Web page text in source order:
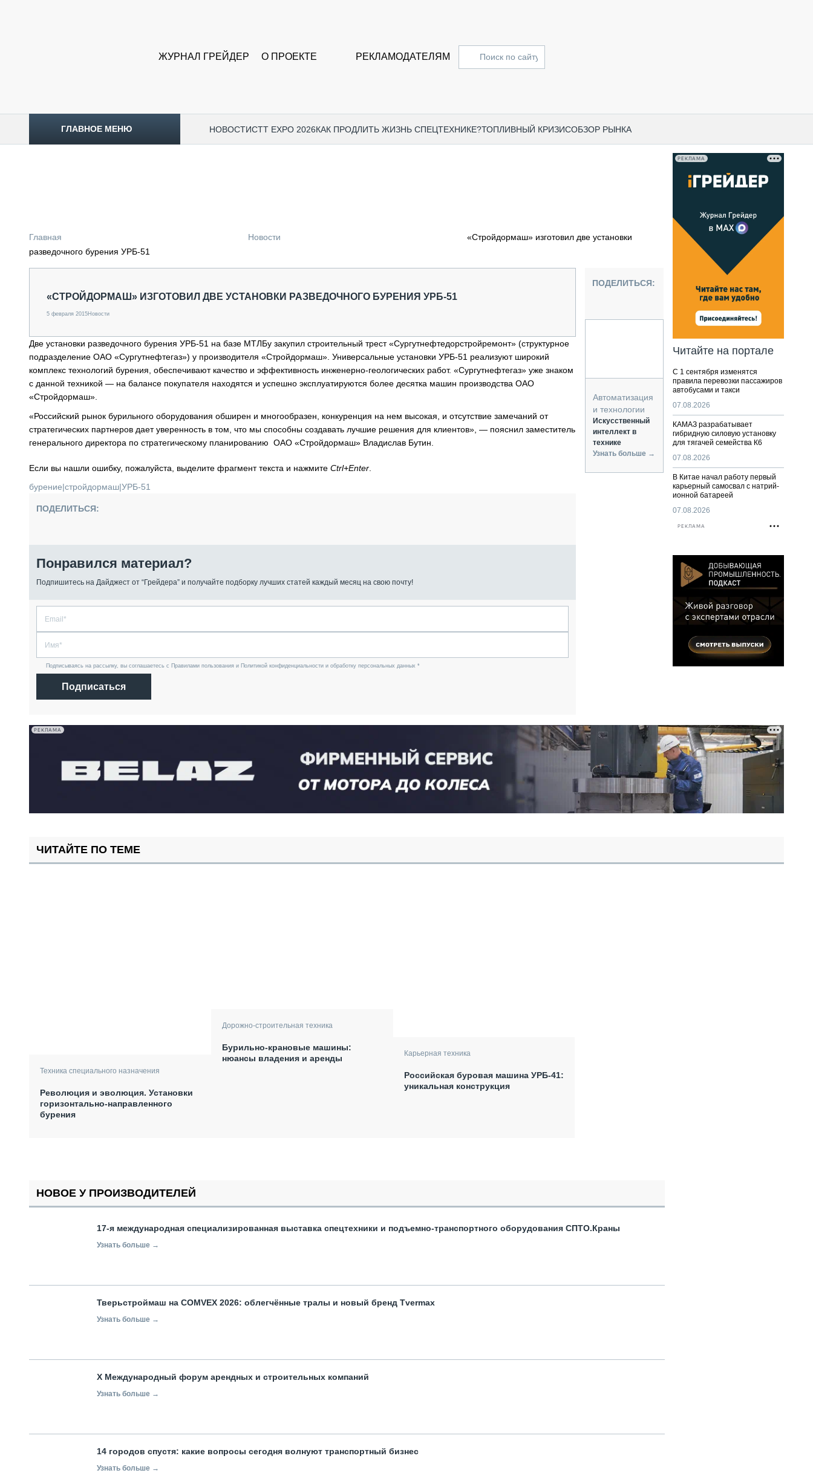
ЖУРНАЛ ГРЕЙДЕР О ПРОЕКТЕ РЕКЛАМОДАТЕЛЯМ
ГЛАВНОЕ МЕНЮ НОВОСТИCTT EXPO 2026КАК ПРОДЛИТЬ ЖИЗНЬ СПЕЦТЕХНИКЕ?ТОПЛИВНЫЙ КРИЗИСОБЗОР РЫНКА
ОБЗОР РЫНКА
ГРУЗОПЕРЕВОЗКИ
ИСПЫТАТЕЛИ
ТЕХНОЛОГИИ
ДОРОЖНАЯ ИНДУСТРИЯ
СЕРВИСМЕНЫ
ПОДЪЁМНАЯ ТЕХНИКА
ПАССАЖИРСКИЙ ТРАНСПОРТ
КАРЬЕРНАЯ ТЕХНИКА
ЛОГИСТИКА И СКЛАД
АВТОМАТИЗАЦИЯ И ТЕХНОЛОГИИ
Главная Новости
«Стройдормаш» изготовил две установки
разведочного бурения УРБ-51
«СТРОЙДОРМАШ» ИЗГОТОВИЛ ДВЕ УСТАНОВКИ РАЗВЕДОЧНОГО БУРЕНИЯ УРБ-51
5 февраля 2015Новости
Две установки разведочного бурения УРБ-51 на базе МТЛБу закупил строительный трест «Сургутнефтедорстройремонт» (структурное
подразделение ОАО «Сургутнефтегаз») у производителя «Стройдормаш». Универсальные установки УРБ-51 реализуют широкий
комплекс технологий бурения, обеспечивают качество и эффективность инженерно-геологических работ. «Сургутнефтегаз» уже знаком
с данной техникой — на балансе покупателя находятся и успешно эксплуатируются более десятка машин производства ОАО
«Стройдормаш».
«Российский рынок бурильного оборудования обширен и многообразен, конкуренция на нем высокая, и отсутствие замечаний от
стратегических партнеров дает уверенность в том, что мы способны создавать лучшие решения для клиентов», — пояснил заместитель
генерального директора по стратегическому планированию ОАО «Стройдормаш» Владислав Бутин.
Если вы нашли ошибку, пожалуйста, выделите фрагмент текста и нажмите Ctrl+Enter
бурение|стройдормаш|УРБ-51
ПОДЕЛИТЬСЯ:
Понравился материал?
Подпишитесь на Дайджест от “Грейдера” и получайте подборку лучших статей каждый месяц на свою почту!
Подписываясь на рассылку, вы соглашаетесь с Правилами пользования и Политикой конфиденциальности и обработку персональных данных *
Подписаться
ПОДЕЛИТЬСЯ:
Автоматизация
и технологии
Искусственный
интеллект в
технике
Узнать больше →
РЕКЛАМА
Читайте на портале
С 1 сентября изменятся
правила перевозки пассажиров
автобусами и такси
07.08.2026
КАМАЗ разрабатывает
гибридную силовую установку
для тягачей семейства К6
07.08.2026
В Китае начал работу первый
карьерный самосвал с натрий-
ионной батареей
07.08.2026
РЕКЛАМА
РЕКЛАМА
ЧИТАЙТЕ ПО ТЕМЕ
Техника специального назначения
Революция и эволюция. Установки
горизонтально-направленного
бурения
Дорожно-строительная техника
Бурильно-крановые машины:
нюансы владения и аренды
Карьерная техника
Российская буровая машина УРБ-41:
уникальная конструкция
НОВОЕ У ПРОИЗВОДИТЕЛЕЙ
17-я международная специализированная выставка спецтехники и подъемно-транспортного оборудования СПТО.Краны
Узнать больше →
Тверьстроймаш на COMVEX 2026: облегчённые тралы и новый бренд Tvermax
Узнать больше →
X Международный форум арендных и строительных компаний
Узнать больше →
14 городов спустя: какие вопросы сегодня волнуют транспортный бизнес
Узнать больше →